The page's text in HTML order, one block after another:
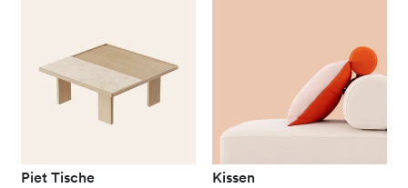
Piet Tische Kissen